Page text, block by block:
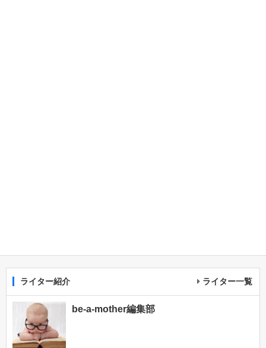
ライター紹介 ライター一覧
be-a-mother編集部